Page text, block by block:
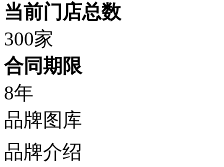
当前门店总数
300家
合同期限
8年
品牌图库
品牌介绍